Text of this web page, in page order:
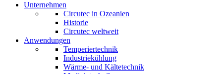
Unternehmen
Circutec in Ozeanien
Historie
Circutec weltweit
Anwendungen
Temperiertechnik
Industriekühlung
Wärme- und Kältetechnik